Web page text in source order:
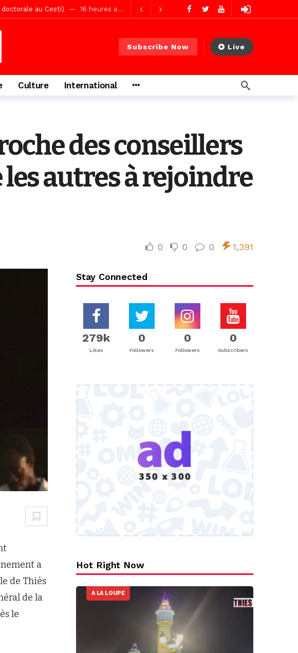
en procès 16 heures ago
2 jours ago
2 jours ago
Subscribe Now Live
Culture International
des conseillers
autres à rejoindre
0 0 0 1,391
a
de Thiès
de la
le
Stay Connected
279k
Likes
0
Followers
0
Followers
0
Subscribers
Hot Right Now
A LA LOUPE